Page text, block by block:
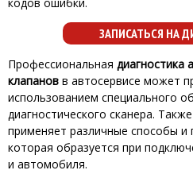
ЗАПИСАТЬСЯ НА
Профессиональная диагностика
клапанов в автосервисе может
использованием специального
диагностического сканера.
применяет различные способы
которая образуется при
и автомобиля.